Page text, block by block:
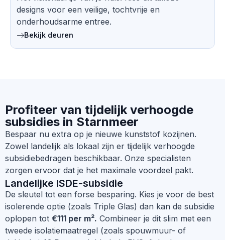
designs voor een veilige, tochtvrije en
onderhoudsarme entree.
Bekijk deuren
Profiteer van tijdelijk verhoogde
subsidies in Starnmeer
Bespaar nu extra op je nieuwe kunststof kozijnen.
Zowel landelijk als lokaal zijn er tijdelijk verhoogde
subsidiebedragen beschikbaar. Onze specialisten
zorgen ervoor dat je het maximale voordeel pakt.
Landelijke ISDE-subsidie
De sleutel tot een forse besparing. Kies je voor de best
isolerende optie (zoals Triple Glas) dan kan de subsidie
oplopen tot €111 per m². Combineer je dit slim met een
tweede isolatiemaatregel (zoals spouwmuur- of